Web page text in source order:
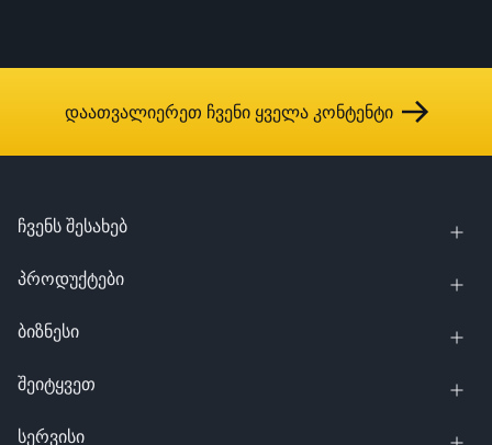
დაათვალიერეთ ჩვენი ყველა კონტენტი
ჩვენს შესახებ
პროდუქტები
ბიზნესი
შეიტყვეთ
სერვისი